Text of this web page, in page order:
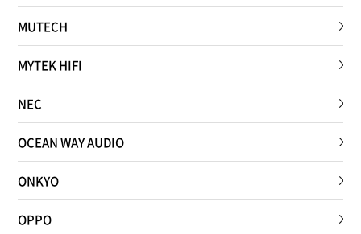
MUTECH
MYTEK HIFI
NEC
OCEAN WAY AUDIO
ONKYO
OPPO